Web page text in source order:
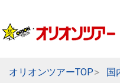
オリオンツアーTOP 国